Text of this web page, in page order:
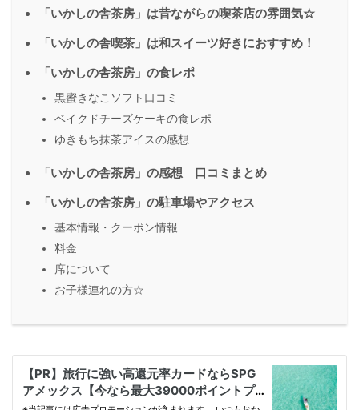
「いかしの舎茶房」は昔ながらの喫茶店の雰囲気☆
「いかしの舎喫茶」は和スイーツ好きにおすすめ！
「いかしの舎茶房」の食レポ
黒蜜きなこソフト口コミ
ベイクドチーズケーキの食レポ
ゆきもち抹茶アイスの感想
「いかしの舎茶房」の感想 口コミまとめ
「いかしの舎茶房」の駐車場やアクセス
基本情報・クーポン情報
料金
席について
お子様連れの方☆